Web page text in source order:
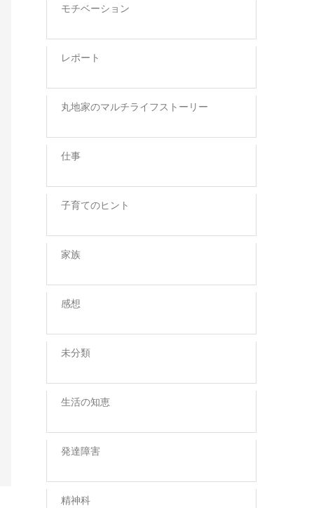
モチベーション
レポート
丸地家のマルチライフストーリー
仕事
子育てのヒント
家族
感想
未分類
生活の知恵
発達障害
精神科